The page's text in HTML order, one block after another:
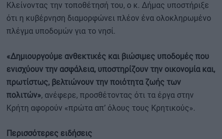
Κλείνοντας την τοποθέτησή του, ο κ. Δήμας υποστήριξε
ότι η κυβέρνηση διαμορφώνει πλέον ένα ολοκληρωμένο
πλέγμα υποδομών για το νησί.
«Δημιουργούμε ανθεκτικές και βιώσιμες υποδομές που
ενισχύουν την ασφάλεια, υποστηρίζουν την οικονομία και,
πρωτίστως, βελτιώνουν την ποιότητα ζωής των
πολιτών», ανέφερε, προσθέτοντας ότι τα έργα στην
Κρήτη αφορούν «πρώτα απ’ όλους τους Κρητικούς».
Περισσότερες ειδήσεις